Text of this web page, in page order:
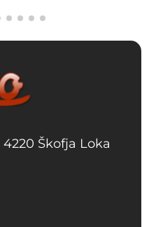
Škofja Loka